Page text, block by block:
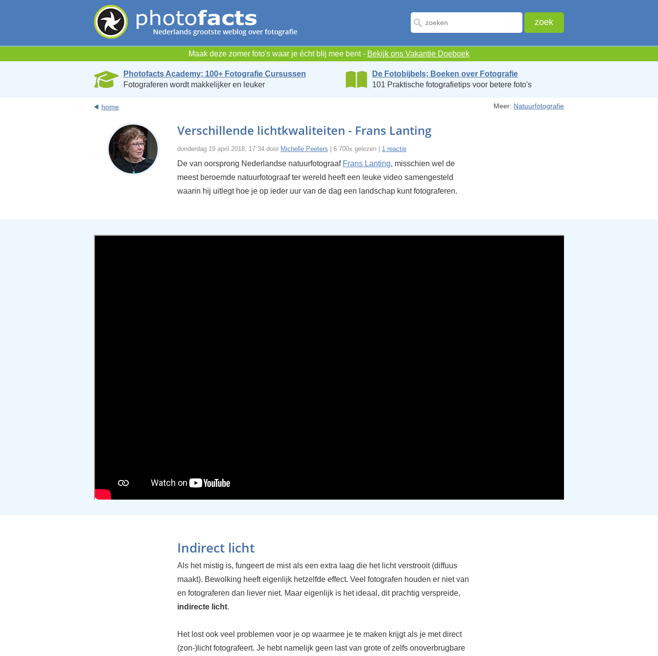
Maak deze zomer foto's waar je écht blij mee bent - Bekijk ons Vakantie Doeboek
Photofacts Academy; 100+ Fotografie Cursussen
Fotograferen wordt makkelijker en leuker
De Fotobijbels; Boeken over Fotografie
101 Praktische fotografietips voor betere foto's
home Meer: Natuurfotografie
Verschillende lichtkwaliteiten - Frans Lanting
donderdag 19 april 2018, 17:34 door Michelle Peeters | 6.700x gelezen | 1 reactie
De van oorsprong Nederlandse natuurfotograaf Frans Lanting, misschien wel de
meest beroemde natuurfotograaf ter wereld heeft een leuke video samengesteld
waarin hij uitlegt hoe je op ieder uur van de dag een landschap kunt fotograferen.
Indirect licht
Als het mistig is, fungeert de mist als een extra laag die het licht verstrooit (diffuus
maakt). Bewolking heeft eigenlijk hetzelfde effect. Veel fotografen houden er niet van
en fotograferen dan liever niet. Maar eigenlijk is het ideaal, dit prachtig verspreide,
indirecte licht.
Het lost ook veel problemen voor je op waarmee je te maken krijgt als je met direct
(zon-)licht fotografeert. Je hebt namelijk geen last van grote of zelfs onoverbrugbare